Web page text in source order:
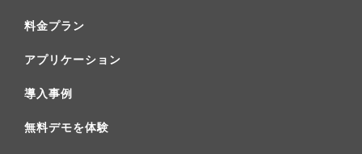
料金プラン
アプリケーション
導入事例
無料デモを体験